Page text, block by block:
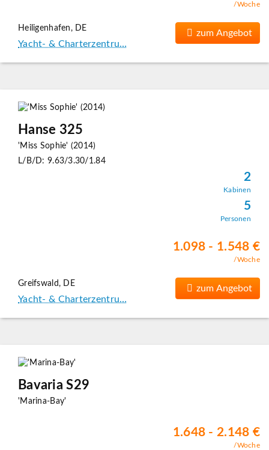
/Woche
Heiligenhafen, DE
Yacht- & Charterzentru…
zum Angebot
Hanse 325
'Miss Sophie' (2014)
L/B/D: 9.63/3.30/1.84
2
Kabinen
5
Personen
1.098 - 1.548 €
/Woche
Greifswald, DE
Yacht- & Charterzentru…
zum Angebot
Bavaria S29
'Marina-Bay'
1.648 - 2.148 €
/Woche